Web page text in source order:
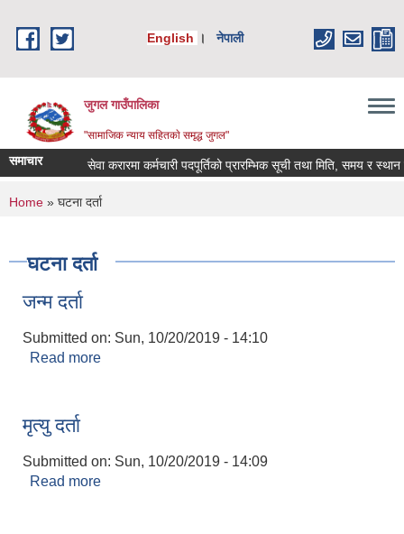
English
। नेपाली
जुगल गाउँपालिका
"सामाजिक न्याय सहितकाे समृद्ध जुगल"
समाचार सेवा करारमा कर्मचारी पदपूर्तिको प्रारम्भिक सूची तथा मिति, समय र स्थान
You are here
Home » घटना दर्ता
घटना दर्ता
जन्म दर्ता
Submitted on: Sun, 10/20/2019 - 14:10
Read more
मृत्यु दर्ता
Submitted on: Sun, 10/20/2019 - 14:09
Read more